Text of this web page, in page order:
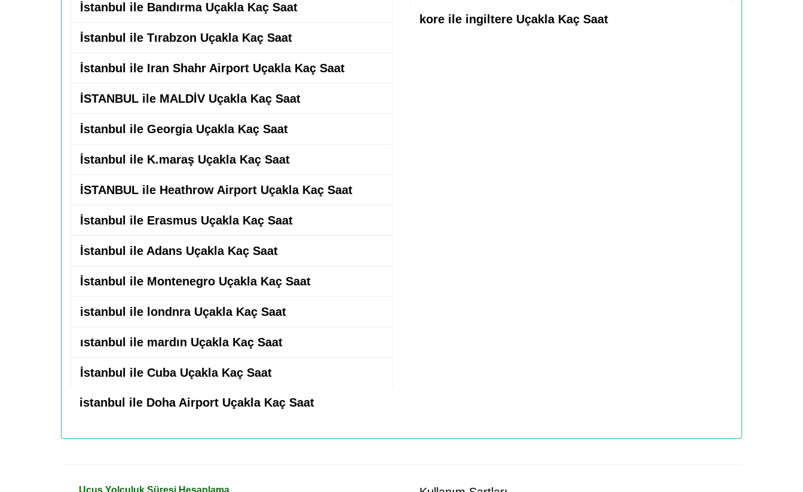
İstanbul ile Bandırma Uçakla Kaç Saat
İstanbul ile Tırabzon Uçakla Kaç Saat
İstanbul ile Iran Shahr Airport Uçakla Kaç Saat
İSTANBUL ile MALDİV Uçakla Kaç Saat
İstanbul ile Georgia Uçakla Kaç Saat
İstanbul ile K.maraş Uçakla Kaç Saat
İSTANBUL ile Heathrow Airport Uçakla Kaç Saat
İstanbul ile Erasmus Uçakla Kaç Saat
İstanbul ile Adans Uçakla Kaç Saat
İstanbul ile Montenegro Uçakla Kaç Saat
istanbul ile londnra Uçakla Kaç Saat
ıstanbul ile mardın Uçakla Kaç Saat
İstanbul ile Cuba Uçakla Kaç Saat
istanbul ile Doha Airport Uçakla Kaç Saat
kore ile ingiltere Uçakla Kaç Saat
Uçuş Yolculuk Süresi Hesaplama